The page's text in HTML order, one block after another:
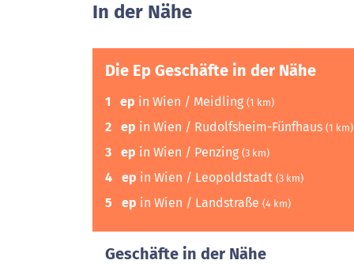
In der Nähe
Die Ep Geschäfte in der Nähe
1 ep in Wien / Meidling (1 km)
2 ep in Wien / Rudolfsheim-Fünfhaus (1 km)
3 ep in Wien / Penzing (3 km)
4 ep in Wien / Leopoldstadt (3 km)
5 ep in Wien / Landstraße (4 km)
Geschäfte in der Nähe